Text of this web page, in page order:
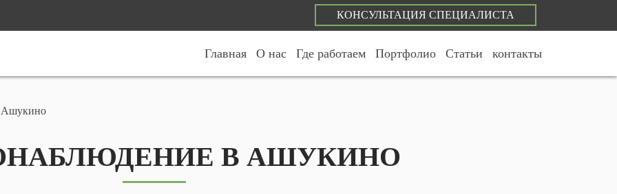
КОНСУЛЬТАЦИЯ СПЕЦИАЛИСТА
Главная О нас Где работаем Портфолио Статьи контакты
Ашукино
В АШУКИНО